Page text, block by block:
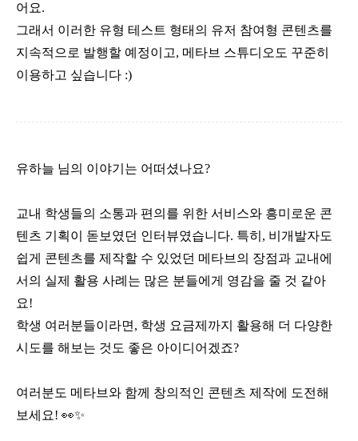
어요.
그래서 이러한 유형 테스트 형태의 유저 참여형 콘텐츠를
지속적으로 발행할 예정이고, 메타브 스튜디오도 꾸준히
이용하고 싶습니다 :)
유하늘 님의 이야기는 어떠셨나요?
교내 학생들의 소통과 편의를 위한 서비스와 흥미로운 콘
텐츠 기획이 돋보였던 인터뷰였습니다. 특히, 비개발자도
쉽게 콘텐츠를 제작할 수 있었던 메타브의 장점과 교내에
서의 실제 활용 사례는 많은 분들에게 영감을 줄 것 같아
요!
학생 여러분들이라면, 학생 요금제까지 활용해 더 다양한
시도를 해보는 것도 좋은 아이디어겠죠?
여러분도 메타브와 함께 창의적인 콘텐츠 제작에 도전해
보세요! 👀✨